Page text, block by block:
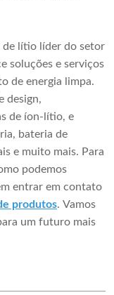
de lítio líder do setor
soluções e serviços
de energia limpa.
design,
de íon-lítio, e
bateria de
e muito mais. Para
podemos
entrar em contato
produtos. Vamos
um futuro mais